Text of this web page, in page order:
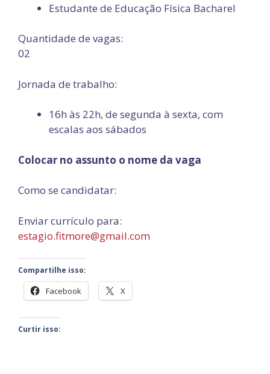
Estudante de Educação Física Bacharel
Quantidade de vagas:
02
Jornada de trabalho:
16h às 22h, de segunda à sexta, com
escalas aos sábados
Colocar no assunto o nome da vaga
Como se candidatar:
Enviar currículo para:
estagio.fitmore@gmail.com
Compartilhe isso:
Facebook X
Curtir isso: